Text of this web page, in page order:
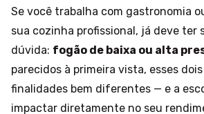
Se você trabalha com gastronomia
sua cozinha profissional, já deve ter
dúvida: fogão de baixa ou alta
parecidos à primeira vista, esses
finalidades bem diferentes — e a
impactar diretamente no seu